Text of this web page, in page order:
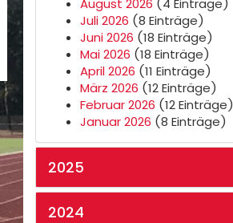
August 2026 (4 Einträge)
Juli 2026 (8 Einträge)
Juni 2026 (18 Einträge)
Mai 2026 (18 Einträge)
April 2026 (11 Einträge)
März 2026 (12 Einträge)
Februar 2026 (12 Einträge)
Januar 2026 (8 Einträge)
2025
2024